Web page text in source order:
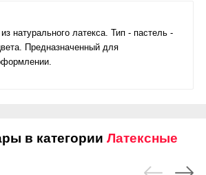
натурального латекса. Тип - пастель -
Предназначенный для
в категории Латексные